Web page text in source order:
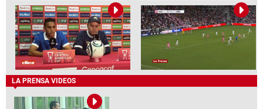
LA PRENSA VIDEOS